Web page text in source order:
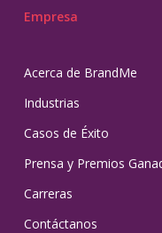
Empresa
Acerca de BrandMe
Industrias
Casos de Éxito
Prensa y Premios
Carreras
Contáctanos